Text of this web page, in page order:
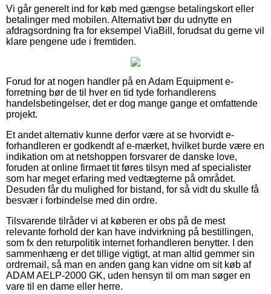
Vi går generelt ind for køb med gængse betalingskort eller
betalinger med mobilen. Alternativt bør du udnytte en
afdragsordning fra for eksempel ViaBill, forudsat du gerne vil
klare pengene ude i fremtiden.
Forud for at nogen handler på en Adam Equipment e-
forretning bør de til hver en tid tyde forhandlerens
handelsbetingelser, det er dog mange gange et omfattende
projekt.
Et andet alternativ kunne derfor være at se hvorvidt e-
forhandleren er godkendt af e-mærket, hvilket burde være en
indikation om at netshoppen forsvarer de danske love,
foruden at online firmaet tit føres tilsyn med af specialister
som har meget erfaring med vedtægterne på området.
Desuden får du mulighed for bistand, for så vidt du skulle få
besvær i forbindelse med din ordre.
Tilsvarende tilråder vi at køberen er obs på de mest
relevante forhold der kan have indvirkning på bestillingen,
som fx den returpolitik internet forhandleren benytter. I den
sammenhæng er det tillige vigtigt, at man altid gemmer sin
ordremail, så man en anden gang kan vidne om sit køb af
ADAM AELP-2000 GK, uden hensyn til om man søger en
vare til en dame eller herre.